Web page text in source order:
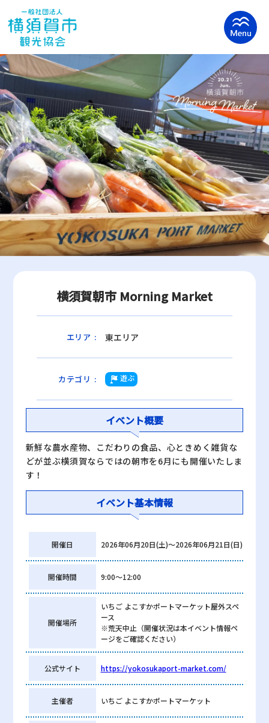
横須賀朝市 Morning Market
エリア : 東エリア
カテゴリ : 遊ぶ
イベント概要
新鮮な農水産物、こだわりの食品、心ときめく雑貨な
どが並ぶ横須賀ならではの朝市を6月にも開催いたしま
す！
イベント基本情報
開催日 2026年06月20日(土)〜2026年06月21日(日)
開催時間 9:00〜12:00
開催場所
いちご よこすかポートマーケット屋外スペ
ース
※荒天中止（開催状況は本イベント情報ペ
ージをご確認ください）
公式サイト https://yokosukaport-market.com/
主催者 いちご よこすかポートマーケット